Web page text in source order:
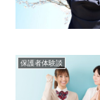
保護者体験談